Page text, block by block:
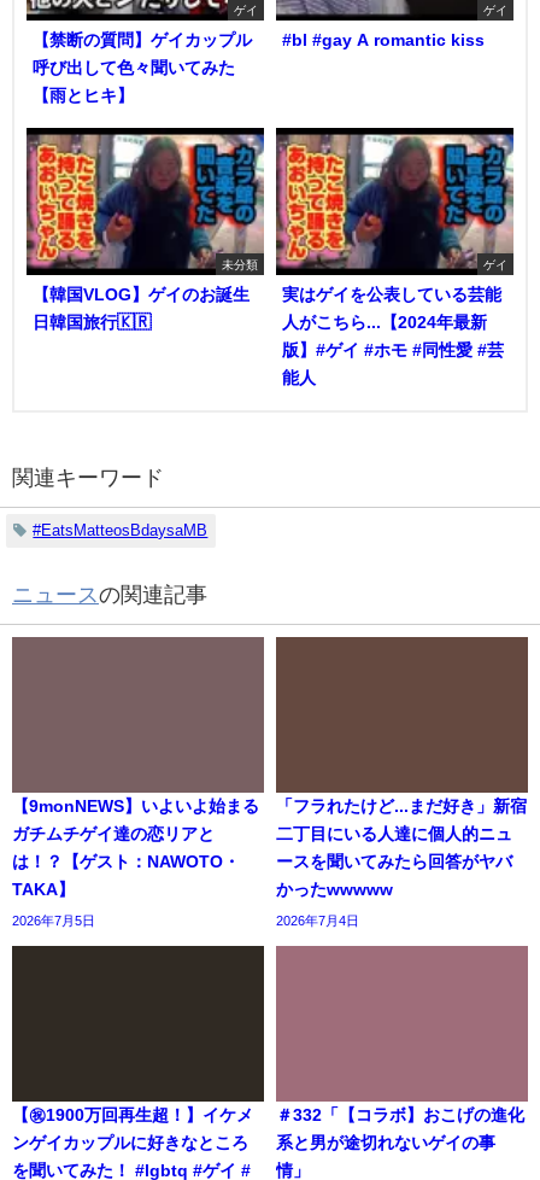
ゲイ
【禁断の質問】ゲイカップル
呼び出して色々聞いてみた
【雨とヒキ】
ゲイ
#bl #gay A romantic kiss
未分類
【韓国VLOG】ゲイのお誕生
日韓国旅行🇰🇷
ゲイ
実はゲイを公表している芸能
人がこちら...【2024年最新
版】#ゲイ #ホモ #同性愛 #芸
能人
関連キーワード
#EatsMatteosBdaysaMB
ニュースの関連記事
【9monNEWS】いよいよ始まる
ガチムチゲイ達の恋リアと
は！？【ゲスト：NAWOTO・
TAKA】
2026年7月5日
「フラれたけど...まだ好き」新宿
二丁目にいる人達に個人的ニュ
ースを聞いてみたら回答がヤバ
かったwwwww
2026年7月4日
【㊗️1900万回再生超！】イケメ
ンゲイカップルに好きなところ
を聞いてみた！ #lgbtq #ゲイ #
＃332「【コラボ】おこげの進化
系と男が途切れないゲイの事
情」